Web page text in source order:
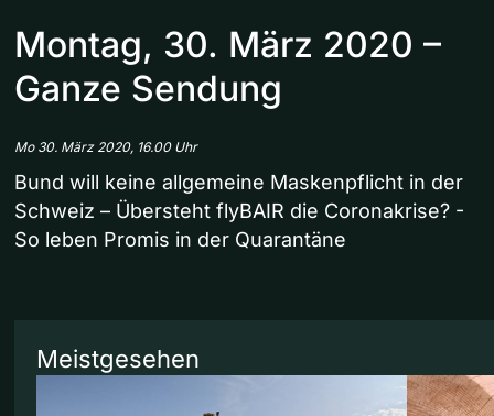
Montag, 30. März 2020 –
Ganze Sendung
Mo 30. März 2020, 16.00 Uhr
Bund will keine allgemeine Maskenpflicht in der
Schweiz – Übersteht flyBAIR die Coronakrise? -
So leben Promis in der Quarantäne
Meistgesehen